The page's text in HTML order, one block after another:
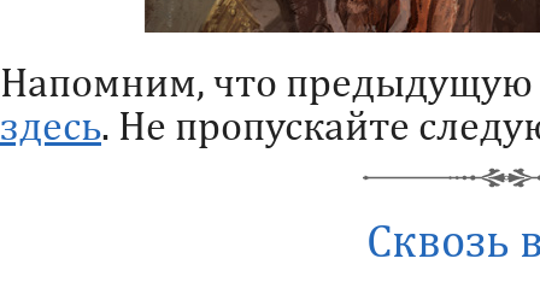
Напомним, что предыдущую
здесь. Не пропускайте
Сквозь